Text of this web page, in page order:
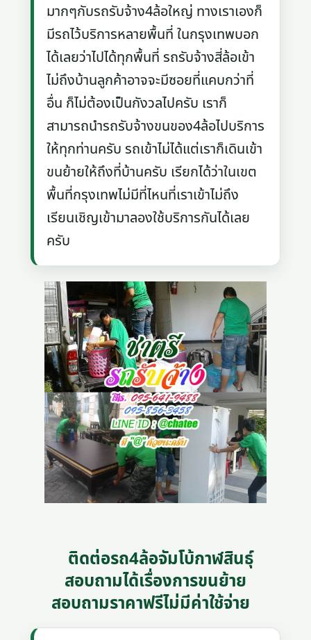
มากๆกับรถรับจ้าง4ล้อใหญ่ ทางเราเองก็
มีรถไว้บริการหลายพื้นที่ ในกรุงเทพบอก
ได้เลยว่าไปได้ทุกพื้นที่ รถรับจ้างสี่ล้อเข้า
ไม่ถึงบ้านลูกค้าอาจจะมีซอยที่แคบกว่าที่
อื่น ก็ไม่ต้องเป็นกังวลไปครับ เราก็
สามารถนำรถรับจ้างขนของ4ล้อไปบริการ
ให้ทุกท่านครับ รถเข้าไม่ได้แต่เราก็เดินเข้า
ขนย้ายให้ถึงที่บ้านครับ เรียกได้ว่าในเขต
พื้นที่กรุงเทพไม่มีที่ไหนที่เราเข้าไม่ถึง
เรียนเชิญเข้ามาลองใช้บริการกันได้เลย
ครับ
ติดต่อรถ4ล้อจัมโบ้กาฬสินธุ์
สอบถามได้เรื่องการขนย้าย
สอบถามราคาฟรีไม่มีค่าใช้จ่าย